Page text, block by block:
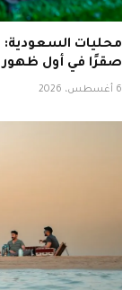
صقرًا في أول ظهور
6 أغسطس، 2026